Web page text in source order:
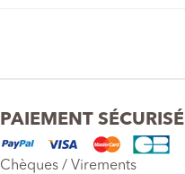
PAIEMENT SÉCURISÉ
Chèques / Virements